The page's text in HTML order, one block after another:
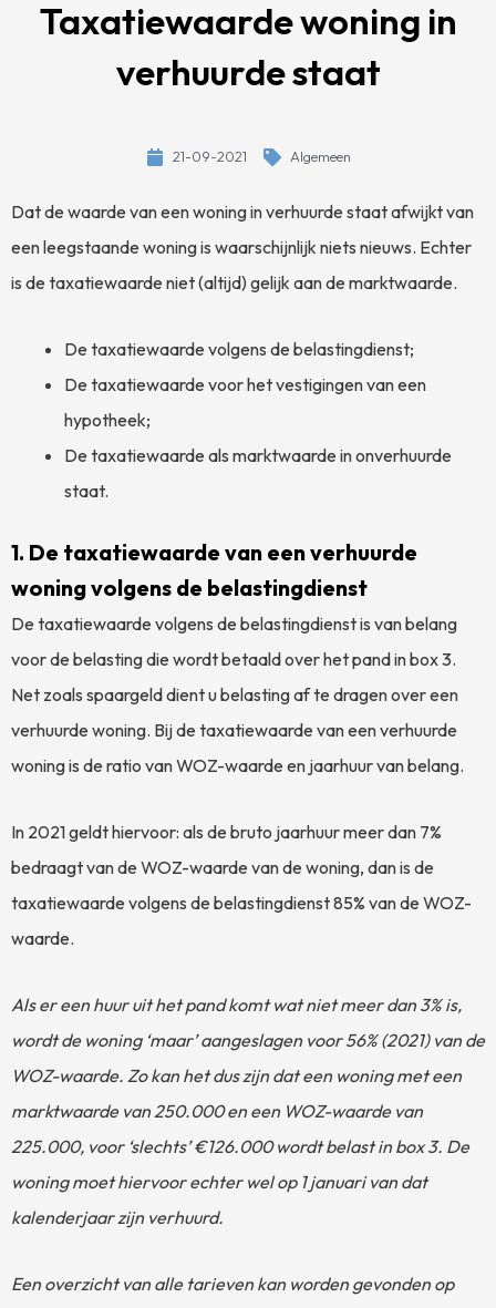
Taxatiewaarde woning in
verhuurde staat
21-09-2021 Algemeen
Dat de waarde van een woning in verhuurde staat afwijkt van
een leegstaande woning is waarschijnlijk niets nieuws. Echter
is de taxatiewaarde niet (altijd) gelijk aan de marktwaarde.
De taxatiewaarde volgens de belastingdienst;
De taxatiewaarde voor het vestigingen van een
hypotheek;
De taxatiewaarde als marktwaarde in onverhuurde
staat.
1. De taxatiewaarde van een verhuurde
woning volgens de belastingdienst
De taxatiewaarde volgens de belastingdienst is van belang
voor de belasting die wordt betaald over het pand in box 3.
Net zoals spaargeld dient u belasting af te dragen over een
verhuurde woning. Bij de taxatiewaarde van een verhuurde
woning is de ratio van WOZ-waarde en jaarhuur van belang.
In 2021 geldt hiervoor: als de bruto jaarhuur meer dan 7%
bedraagt van de WOZ-waarde van de woning, dan is de
taxatiewaarde volgens de belastingdienst 85% van de WOZ-
waarde.
Als er een huur uit het pand komt wat niet meer dan 3% is,
wordt de woning ‘maar’ aangeslagen voor 56% (2021) van de
WOZ-waarde. Zo kan het dus zijn dat een woning met een
marktwaarde van 250.000 en een WOZ-waarde van
225.000, voor ‘slechts’ €126.000 wordt belast in box 3. De
woning moet hiervoor echter wel op 1 januari van dat
kalenderjaar zijn verhuurd.
Een overzicht van alle tarieven kan worden gevonden op